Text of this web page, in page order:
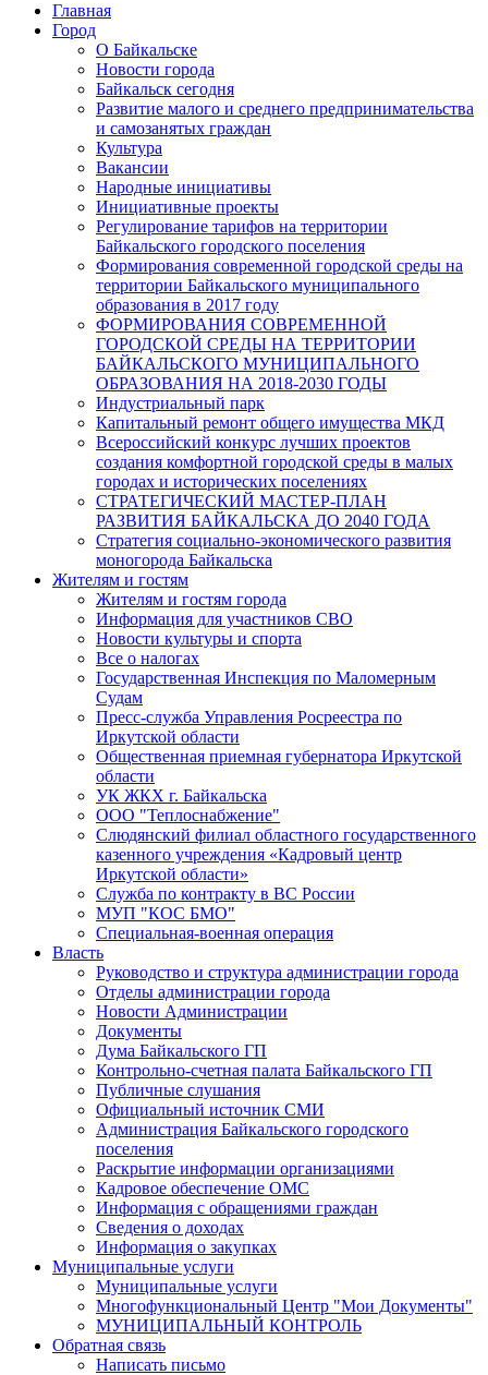
Главная
Город
О Байкальске
Новости города
Байкальск сегодня
Развитие малого и среднего предпринимательства
и самозанятых граждан
Культура
Вакансии
Народные инициативы
Инициативные проекты
Регулирование тарифов на территории
Байкальского городского поселения
Формирования современной городской среды на
территории Байкальского муниципального
образования в 2017 году
ФОРМИРОВАНИЯ СОВРЕМЕННОЙ
ГОРОДСКОЙ СРЕДЫ НА ТЕРРИТОРИИ
БАЙКАЛЬСКОГО МУНИЦИПАЛЬНОГО
ОБРАЗОВАНИЯ НА 2018-2030 ГОДЫ
Индустриальный парк
Капитальный ремонт общего имущества МКД
Всероссийский конкурс лучших проектов
создания комфортной городской среды в малых
городах и исторических поселениях
СТРАТЕГИЧЕСКИЙ МАСТЕР-ПЛАН
РАЗВИТИЯ БАЙКАЛЬСКА ДО 2040 ГОДА
Стратегия социально-экономического развития
моногорода Байкальска
Жителям и гостям
Жителям и гостям города
Информация для участников СВО
Новости культуры и спорта
Все о налогах
Государственная Инспекция по Маломерным
Судам
Пресс-служба Управления Росреестра по
Иркутской области
Общественная приемная губернатора Иркутской
области
УК ЖКХ г. Байкальска
ООО "Теплоснабжение"
Слюдянский филиал областного государственного
казенного учреждения «Кадровый центр
Иркутской области»
Служба по контракту в ВС России
МУП "КОС БМО"
Специальная-военная операция
Власть
Руководство и структура администрации города
Отделы администрации города
Новости Администрации
Документы
Дума Байкальского ГП
Контрольно-счетная палата Байкальского ГП
Публичные слушания
Официальный источник СМИ
Администрация Байкальского городского
поселения
Раскрытие информации организациями
Кадровое обеспечение ОМС
Информация с обращениями граждан
Сведения о доходах
Информация о закупках
Муниципальные услуги
Муниципальные услуги
Многофункциональный Центр "Мои Документы"
МУНИЦИПАЛЬНЫЙ КОНТРОЛЬ
Обратная связь
Написать письмо